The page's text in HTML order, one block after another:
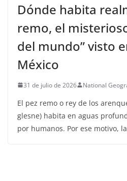
Dónde habita
remo, el
del mundo” visto
México
31 de julio de 2026 National
El pez remo o rey de los
glesne) habita en aguas
por humanos. Por ese motivo, la